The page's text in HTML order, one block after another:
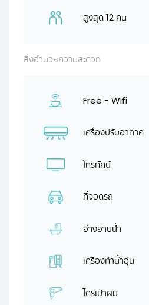
สูงสุด 12 คน
สิ่งอำนวยความสะดวก
Free - Wifi
เครื่องปรับอากาศ
โทรทัศน์
ที่จอดรถ
อ่างอาบน้ำ
เครื่องทำน้ำอุ่น
ไดร์เป่าผม